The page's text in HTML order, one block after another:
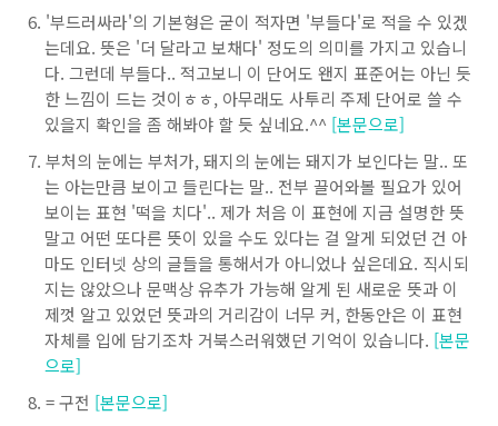
'부드러싸라'의 기본형은 굳이 적자면 '부들다'로 적을 수 있겠
는데요. 뜻은 '더 달라고 보채다' 정도의 의미를 가지고 있습니
다. 그런데 부들다.. 적고보니 이 단어도 왠지 표준어는 아닌 듯
한 느낌이 드는 것이ㅎㅎ, 아무래도 사투리 주제 단어로 쓸 수
있을지 확인을 좀 해봐야 할 듯 싶네요.^^ [본문으로]
부처의 눈에는 부처가, 돼지의 눈에는 돼지가 보인다는 말.. 또
는 아는만큼 보이고 들린다는 말.. 전부 끌어와볼 필요가 있어
보이는 표현 '떡을 치다'.. 제가 처음 이 표현에 지금 설명한 뜻
말고 어떤 또다른 뜻이 있을 수도 있다는 걸 알게 되었던 건 아
마도 인터넷 상의 글들을 통해서가 아니었나 싶은데요. 직시되
지는 않았으나 문맥상 유추가 가능해 알게 된 새로운 뜻과 이
제껏 알고 있었던 뜻과의 거리감이 너무 커, 한동안은 이 표현
자체를 입에 담기조차 거북스러워했던 기억이 있습니다. [본문
으로]
= 구전 [본문으로]